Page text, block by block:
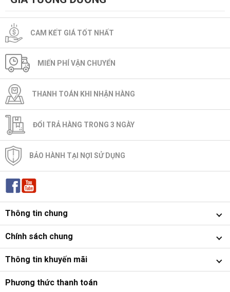
CAM KẾT GIÁ TỐT NHẤT
MIẾN PHÍ VẬN CHUYỂN
THANH TOÁN KHI NHẬN HÀNG
ĐỔI TRẢ HÀNG TRONG 3 NGÀY
BẢO HÀNH TẠI NỢI SỬ DỤNG
Thông tin chung
Chính sách chung
Thông tin khuyến mãi
Phương thức thanh toán